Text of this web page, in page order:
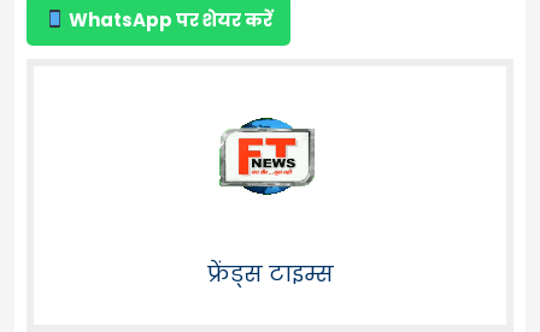
WhatsApp पर शेयर करें
फ्रेंड्स टाइम्स